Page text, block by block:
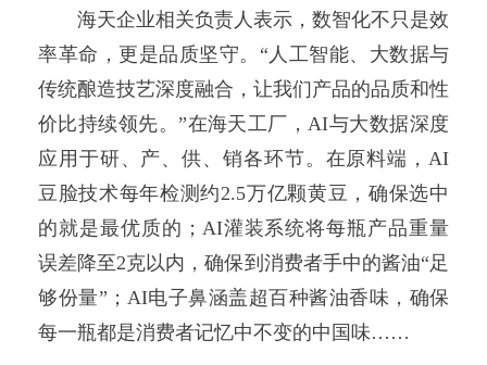
海天企业相关负责人表示，数智化不只是效
率革命，更是品质坚守。“人工智能、大数据与
传统酿造技艺深度融合，让我们产品的品质和性
价比持续领先。”在海天工厂，AI与大数据深度
应用于研、产、供、销各环节。在原料端，AI
豆脸技术每年检测约2.5万亿颗黄豆，确保选中
的就是最优质的；AI灌装系统将每瓶产品重量
误差降至2克以内，确保到消费者手中的酱油“足
够份量”；AI电子鼻涵盖超百种酱油香味，确保
每一瓶都是消费者记忆中不变的中国味……